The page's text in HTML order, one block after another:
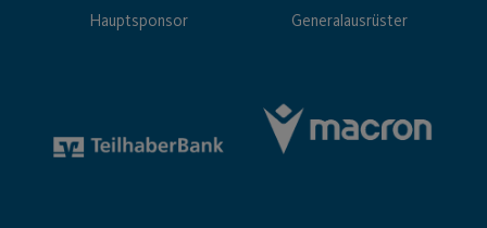
Hauptsponsor Generalausrüster